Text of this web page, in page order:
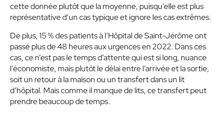
cette donnée plutôt que la moyenne, puisqu’elle est plus
représentative d’un cas typique et ignore les cas extrêmes.
De plus, 15 % des patients à l’Hôpital de Saint-Jérôme ont
passé plus de 48 heures aux urgences en 2022. Dans ces
cas, ce n’est pas le temps d’attente qui est si long, nuance
l’économiste, mais plutôt le délai entre l’arrivée et la sortie,
soit un retour à la maison ou un transfert dans un lit
d’hôpital. Mais comme il manque de lits, ce transfert peut
prendre beaucoup de temps.